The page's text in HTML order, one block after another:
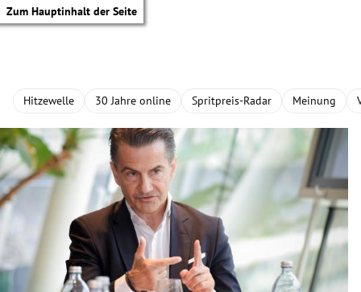
Zum Hauptinhalt der Seite
Hitzewelle 30 Jahre online Spritpreis-Radar Meinung